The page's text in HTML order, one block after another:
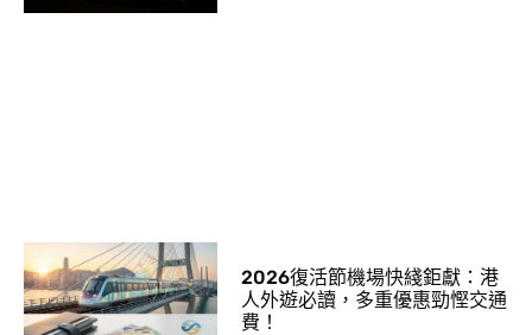
2026復活節機場快綫鉅獻：港
人外遊必讀，多重優惠勁慳交通
費！